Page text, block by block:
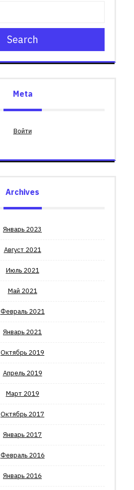
Search
Meta
Войти
Archives
Январь 2023
Август 2021
Июль 2021
Май 2021
Февраль 2021
Январь 2021
Октябрь 2019
Апрель 2019
Март 2019
Октябрь 2017
Январь 2017
Февраль 2016
Январь 2016